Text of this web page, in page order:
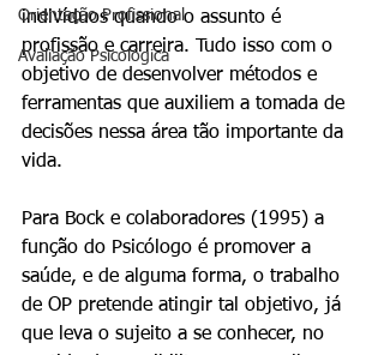
Orientação Profissional
Avaliação Psicológica
indivíduos quando o assunto é
profissão e carreira. Tudo isso com o
objetivo de desenvolver métodos e
ferramentas que auxiliem a tomada de
decisões nessa área tão importante da
vida.
Para Bock e colaboradores (1995) a
função do Psicólogo é promover a
saúde, e de alguma forma, o trabalho
de OP pretende atingir tal objetivo, já
que leva o sujeito a se conhecer, no